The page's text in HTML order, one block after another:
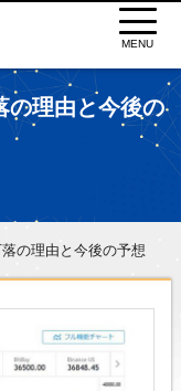
MENU
の理由と今後の
の理由と今後の予想